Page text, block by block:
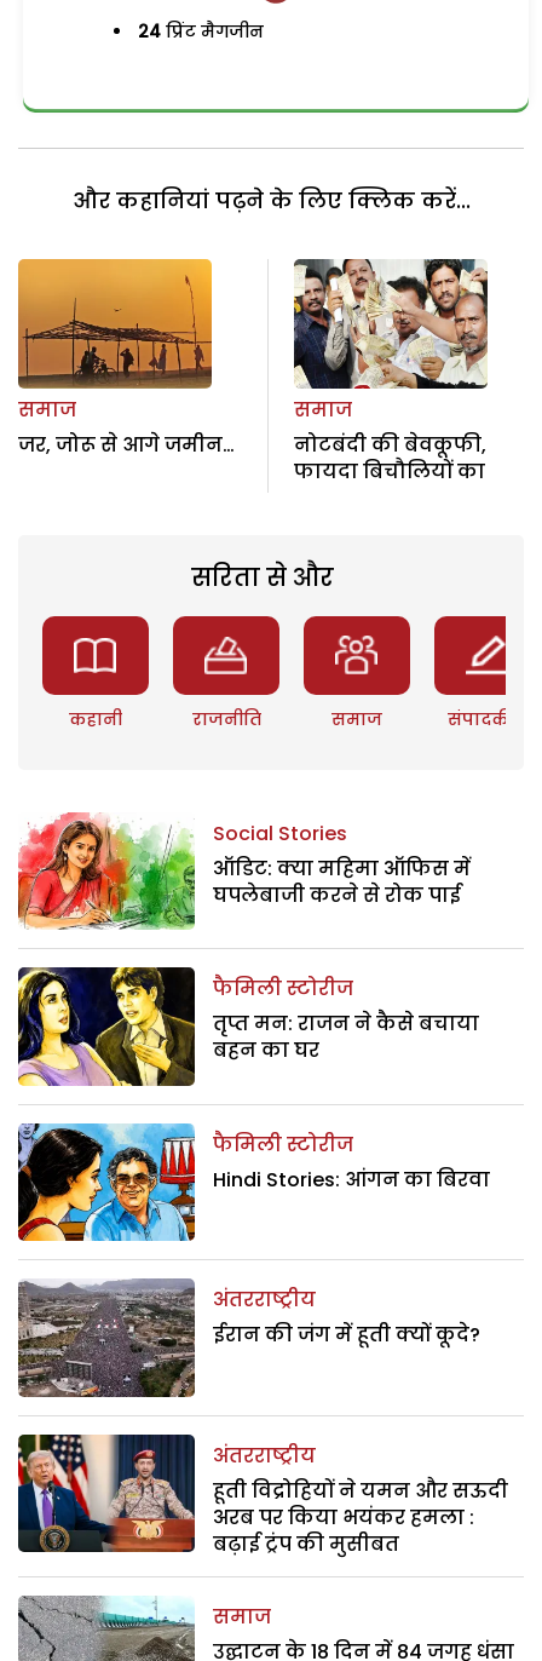
24 प्रिंट मैगजीन
और कहानियां पढ़ने के लिए क्लिक करें...
समाज
जर, जोरू से आगे जमीन…
समाज
नोटबंदी की बेवकूफी,
फायदा बिचौलियों का
सरिता से और
कहानी राजनीति समाज संपादकीय
Social Stories
ऑडिट: क्या महिमा ऑफिस में
घपलेबाजी करने से रोक पाई
फैमिली स्टोरीज
तृप्त मन: राजन ने कैसे बचाया
बहन का घर
फैमिली स्टोरीज
Hindi Stories: आंगन का बिरवा
अंतरराष्ट्रीय
ईरान की जंग में हूती क्यों कूदे?
अंतरराष्ट्रीय
हूती विद्रोहियों ने यमन और सऊदी
अरब पर किया भयंकर हमला :
बढ़ाई ट्रंप की मुसीबत
समाज
उद्घाटन के 18 दिन में 84 जगह धंसा